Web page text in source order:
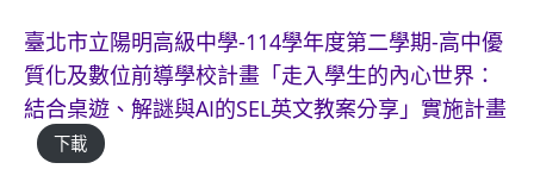
臺北市立陽明高級中學-114學年度第二學期-高中優
質化及數位前導學校計畫「走入學生的內心世界：
結合桌遊、解謎與AI的SEL英文教案分享」實施計畫
下載